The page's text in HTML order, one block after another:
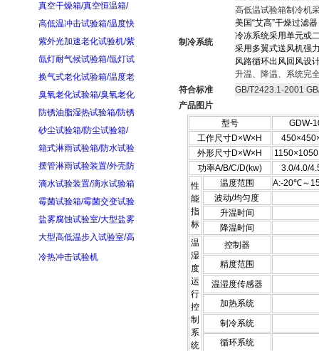
真空干燥箱/真空恒温箱/
高低温冲击试验箱/温度快
紫外光加速老化试验机/紫
氙灯耐气候试验箱/氙灯试
换气式老化试验箱/温度老
臭氧老化试验箱/臭氧老化
防锈油脂湿热试验箱/防锈
砂尘试验箱/防尘试验箱/
箱式淋雨试验箱/防水试验
摆管淋雨试验装置/外壳防
滴水试验装置/滴水试验箱
霉菌试验箱/霉菌交变试验
盐雾腐蚀试验室/大型盐雾
大型高低温步入试验室/高
冷热冲击试验机
制冷系统
高低温试验箱制冷机
美国“艾高”干燥过滤
冷冻系统采用单元或
采用多翼式送风机强
风路循环出风回风设
升温、降温、系统完
符合标准
GB/T2423.1-2001
产品图片
型号
GDW-
工作尺寸D×W×H
外形尺寸D×W×H
功率A/B/C/D(kw)
3.0/4.0/
性
能
指
标
温度范围
A:-20℃～
波动/均匀度
升温时间
降温时间
温
湿
度
运
行
控
制
系
统
控制器
精度范围
温湿度传感器
加热系统
制冷系统
循环系统